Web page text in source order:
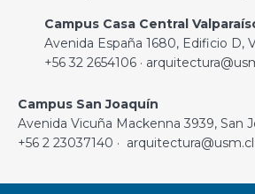
Campus Casa Central
Avenida España 1680, Edificio D,
+56 32 2654106 ·
Campus San Joaquín
Avenida Vicuña Mackenna 3939, San
+56 2 23037140 · arquitectura@usm.cl